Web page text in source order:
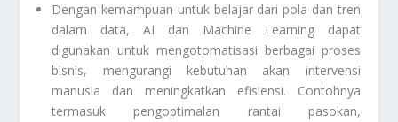
Dengan kemampuan untuk belajar dari pola dan tren
dalam data, AI dan Machine Learning dapat
digunakan untuk mengotomatisasi berbagai proses
bisnis, mengurangi kebutuhan akan intervensi
manusia dan meningkatkan efisiensi. Contohnya
termasuk pengoptimalan rantai pasokan,